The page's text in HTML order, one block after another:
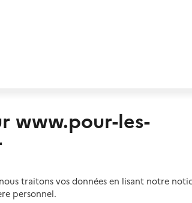
www.pour-les-
traitons vos données en lisant notre
personnel.